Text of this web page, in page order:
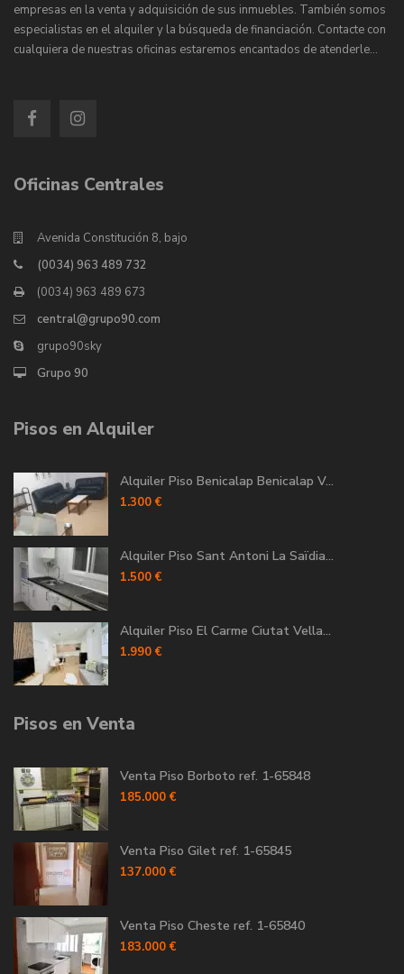
empresas en la venta y adquisición de sus inmuebles. También somos
especialistas en el alquiler y la búsqueda de financiación. Contacte con
cualquiera de nuestras oficinas estaremos encantados de atenderle…
Oficinas Centrales
Avenida Constitución 8, bajo
(0034) 963 489 732
(0034) 963 489 673
central@grupo90.com
grupo90sky
Grupo 90
Pisos en Alquiler
Alquiler Piso Benicalap Benicalap V...
1.300 €
Alquiler Piso Sant Antoni La Saïdia...
1.500 €
Alquiler Piso El Carme Ciutat Vella...
1.990 €
Pisos en Venta
Venta Piso Borboto ref. 1-65848
185.000 €
Venta Piso Gilet ref. 1-65845
137.000 €
Venta Piso Cheste ref. 1-65840
183.000 €